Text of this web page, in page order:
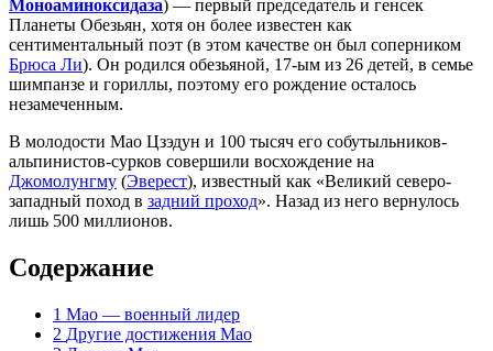
Моноаминоксидаза) — первый председатель и генсек
Планеты Обезьян, хотя он более известен как
сентиментальный поэт (в этом качестве он был соперником
Брюса Ли). Он родился обезьяной, 17-ым из 26 детей, в семье
шимпанзе и гориллы, поэтому его рождение осталось
незамеченным.
В молодости Мао Цзэдун и 100 тысяч его собутыльников-
альпинистов-сурков совершили восхождение на
Джомолунгму (Эверест), известный как «Великий северо-
западный поход в задний проход». Назад из него вернулось
лишь 500 миллионов.
Содержание
1 Мао — военный лидер
2 Другие достижения Мао